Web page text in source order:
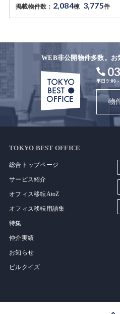
掲載物件数： 2,084棟 3,775件
WEB非公開物件多数。お
平日 9:00 -
物
TOKYO BEST OFFICE
総合トップページ
サービス紹介
オフィス移転AtoZ
オフィス移転用語集
特集
仲介実績
お知らせ
ビルクイズ